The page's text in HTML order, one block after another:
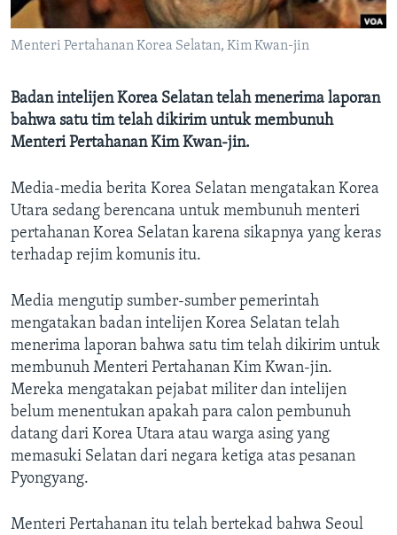
Menteri Pertahanan Korea Selatan, Kim Kwan-jin
Badan intelijen Korea Selatan telah menerima laporan
bahwa satu tim telah dikirim untuk membunuh
Menteri Pertahanan Kim Kwan-jin.
Media-media berita Korea Selatan mengatakan Korea
Utara sedang berencana untuk membunuh menteri
pertahanan Korea Selatan karena sikapnya yang keras
terhadap rejim komunis itu.
Media mengutip sumber-sumber pemerintah
mengatakan badan intelijen Korea Selatan telah
menerima laporan bahwa satu tim telah dikirim untuk
membunuh Menteri Pertahanan Kim Kwan-jin.
Mereka mengatakan pejabat militer dan intelijen
belum menentukan apakah para calon pembunuh
datang dari Korea Utara atau warga asing yang
memasuki Selatan dari negara ketiga atas pesanan
Pyongyang.
Menteri Pertahanan itu telah bertekad bahwa Seoul